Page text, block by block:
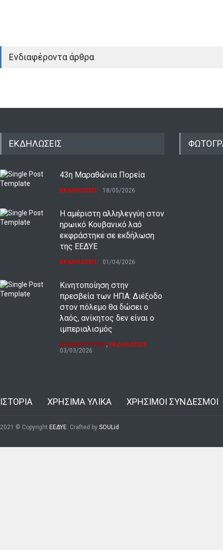
Ενδιαφέροντα άρθρα
ΕΚΔΗΛΩΣΕΙΣ
43η Μαραθώνια Πορεία
ΕΚΔΗΛΩΣΕΙΣ 18/05/2026
Η αμέριστη αλληλεγγύη στον
ηρωικό Κουβανικό λαό
εκφράστηκε σε εκδήλωση
της ΕΕΔΥΕ
ΕΚΔΗΛΩΣΕΙΣ 01/04/2026
Κινητοποίηση στην
πρεσβεία των ΗΠΑ: Διέξοδο
στον πόλεμο θα δώσει ο
λαός, ανίκητος δεν είναι ο
ιμπεριαλισμός
ΔΙΑΜΑΡΤΥΡΙΕΣ, ΕΚΔΗΛΩΣΕΙΣ
03/03/2026
ΙΣΤΟΡΙΑ ΧΡΗΣΙΜΑ ΥΛΙΚΑ ΧΡΗΣΙΜΟΙ ΣΥΝΔΕΣΜΟΙ
2021 © Copyright ΕΕΔΥΕ. Crafted by SOULid